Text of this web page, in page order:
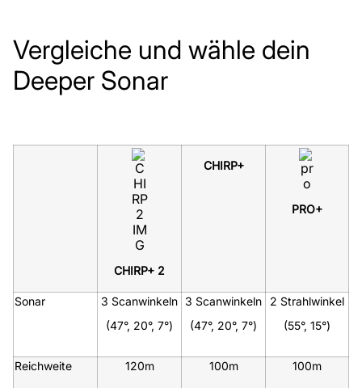
Vergleiche und wähle dein
Deeper Sonar
CHIRP+ 2
CHIRP+
PRO+
Sonar
3 Scanwinkeln
(47°, 20°, 7°)
3 Scanwinkeln
(47°, 20°, 7°)
2 Strahlwinkel
(55°, 15°)
Reichweite 120m 100m 100m